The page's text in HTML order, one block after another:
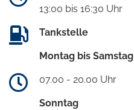
13:00 bis 16:30 Uhr
Tankstelle
Montag bis Samstag
07.00 - 20.00 Uhr
Sonntag